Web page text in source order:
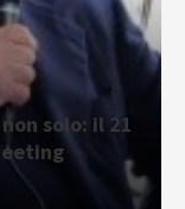
solo: il 21